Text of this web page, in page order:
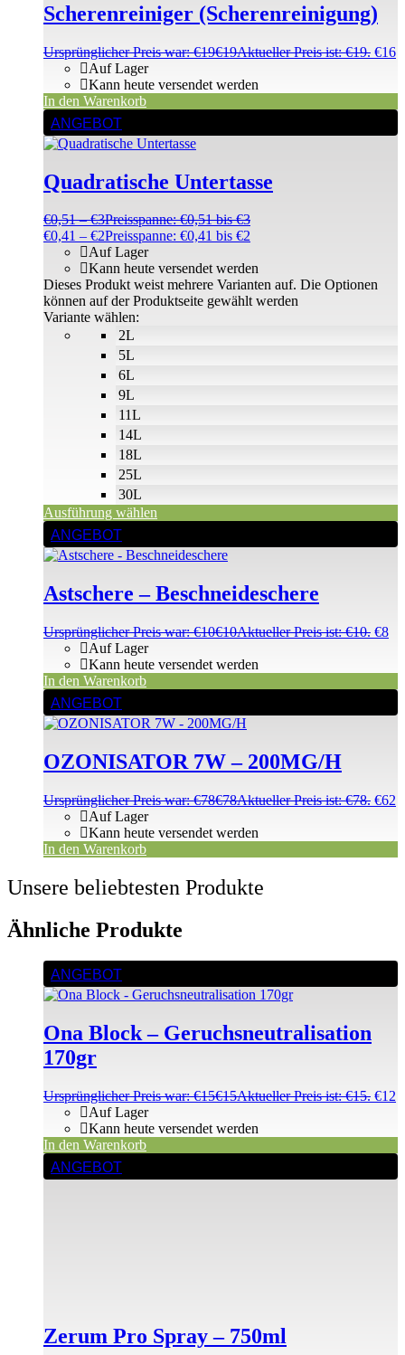
Scherenreiniger (Scherenreinigung)
Ursprünglicher Preis war: €19€19Aktueller Preis ist: €19. €16
Auf Lager
Kann heute versendet werden
In den Warenkorb
ANGEBOT
Quadratische Untertasse
€0,51 –€3Preisspanne: €0,51 bis €3
€0,41 – €2Preisspanne: €0,41 bis €2
2L
5L
6L
9L
11L
14L
18L
25L
30L
Auf Lager
Kann heute versendet werden
Variante wählen:
Ausführung wählen
Dieses Produkt weist mehrere Varianten auf. Die Optionen
können auf der Produktseite gewählt werden
ANGEBOT
Astschere – Beschneideschere
Ursprünglicher Preis war: €10€10Aktueller Preis ist: €10. €8
Auf Lager
Kann heute versendet werden
In den Warenkorb
ANGEBOT
OZONISATOR 7W – 200MG/H
Ursprünglicher Preis war: €78€78Aktueller Preis ist: €78. €62
Auf Lager
Kann heute versendet werden
In den Warenkorb
Unsere beliebtesten Produkte
Ähnliche Produkte
ANGEBOT
Ona Block – Geruchsneutralisation
170gr
Ursprünglicher Preis war: €15€15Aktueller Preis ist: €15. €12
Auf Lager
Kann heute versendet werden
In den Warenkorb
ANGEBOT
Zerum Pro Spray – 750ml